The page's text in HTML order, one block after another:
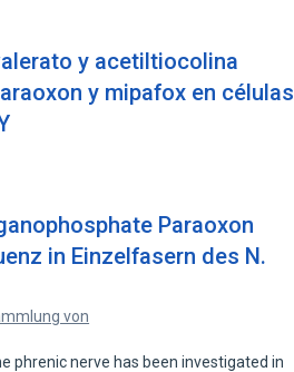
y acetiltiocolina
y mipafox en células
Paraoxon
in Einzelfasern des N.
von
phrenic nerve has been investigated in